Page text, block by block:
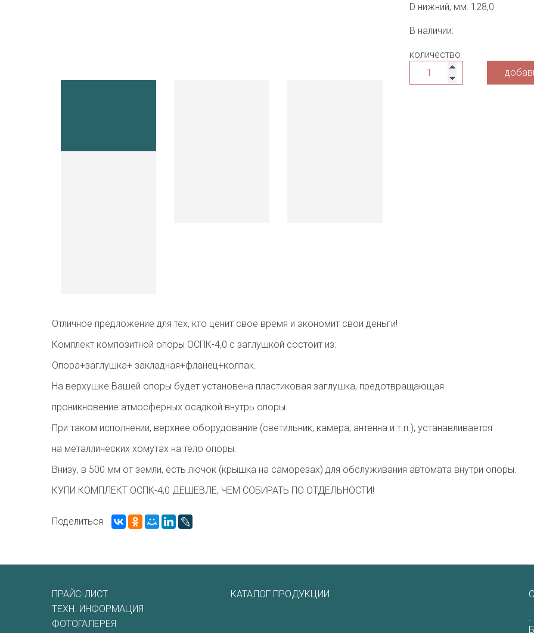
D нижний, мм: 128,0
В наличии:
количество
Отличное предложение для тех, кто ценит свое время и экономит свои деньги!
Комплект композитной опоры ОСПК-4,0 с заглушкой состоит из:
Опора+заглушка+ закладная+фланец+колпак.
На верхушке Вашей опоры будет установена пластиковая заглушка, предотвращающая
проникновение атмосферных осадкой внутрь опоры.
При таком исполнении, верхнее оборудование (светильник, камера, антенна и т.п.), устанавливается
на металлических хомутах на тело опоры.
Внизу, в 500 мм от земли, есть лючок (крышка на саморезах) для обслуживания автомата внутри опоры.
КУПИ КОМПЛЕКТ ОСПК-4,0 ДЕШЕВЛЕ, ЧЕМ СОБИРАТЬ ПО ОТДЕЛЬНОСТИ!
Поделиться
ПРАЙС-ЛИСТ
ТЕХН. ИНФОРМАЦИЯ
ФОТОГАЛЕРЕЯ
КАТАЛОГ ПРОДУКЦИИ
: